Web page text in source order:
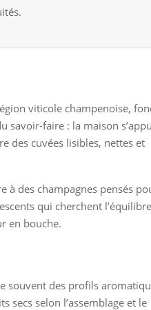
viticole champenoise,
savoir-faire : la maison
des cuvées lisibles, nettes et
à des champagnes pensés
qui cherchent
en bouche.
souvent des profils
secs selon l’assemblage et le